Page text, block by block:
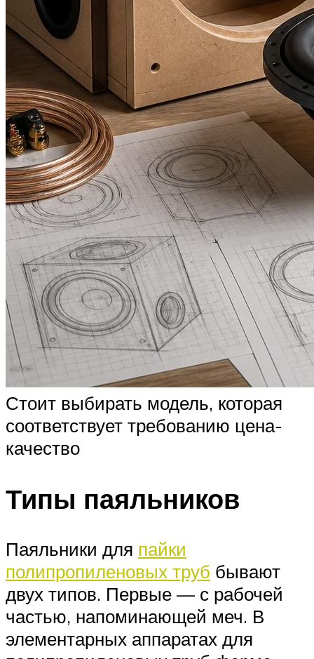
Стоит выбирать модель, которая
соответствует требованию цена-
качество
Типы паяльников
Паяльники для пайки
полипропиленовых труб бывают
двух типов. Первые — с рабочей
частью, напоминающей меч. В
элементарных аппаратах для